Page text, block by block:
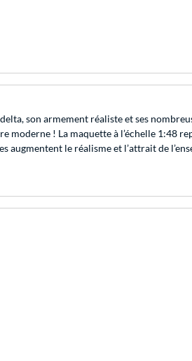
son armement réaliste et ses
moderne ! La maquette à l’échelle 1:48
le réalisme et l’attrait de